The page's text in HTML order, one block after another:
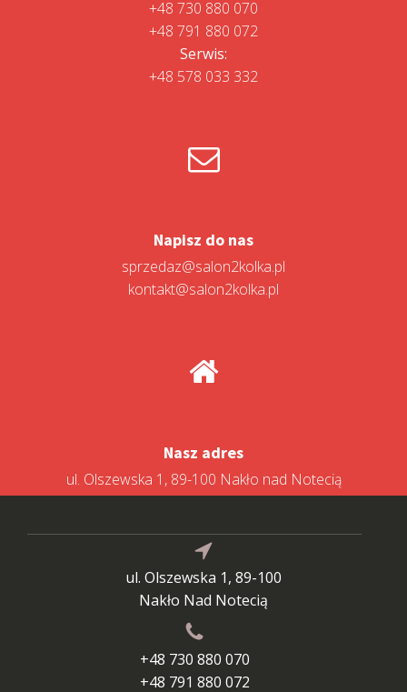
+48 730 880 070
+48 791 880 072
Serwis:
+48 578 033 332
Napisz do nas
sprzedaz@salon2kolka.pl
kontakt@salon2kolka.pl
Nasz adres
ul. Olszewska 1, 89-100 Nakło nad Notecią
ul. Olszewska 1, 89-100
Nakło Nad Notecią
+48 730 880 070
+48 791 880 072